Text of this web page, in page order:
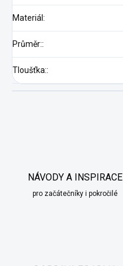
Materiál :
Průměr::
Tloušťka::
NÁVODY A INSPIRACE
pro začátečníky i pokročilé